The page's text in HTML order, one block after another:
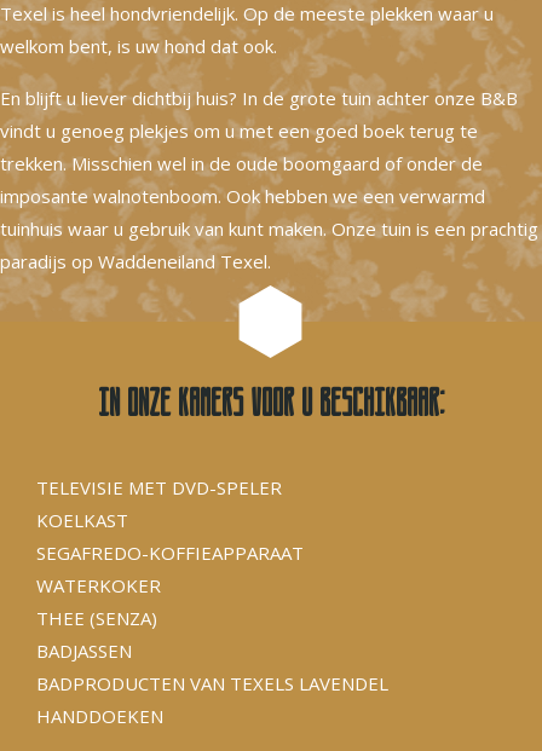
Texel is heel hondvriendelijk. Op de meeste plekken waar u
welkom bent, is uw hond dat ook.
En blijft u liever dichtbij huis? In de grote tuin achter onze B&B
vindt u genoeg plekjes om u met een goed boek terug te
trekken. Misschien wel in de oude boomgaard of onder de
imposante walnotenboom. Ook hebben we een verwarmd
tuinhuis waar u gebruik van kunt maken. Onze tuin is een prachtig
paradijs op Waddeneiland Texel.
In onze kamers voor u beschikbaar:
TELEVISIE MET DVD-SPELER
KOELKAST
SEGAFREDO-KOFFIEAPPARAAT
WATERKOKER
THEE (SENZA)
BADJASSEN
BADPRODUCTEN VAN TEXELS LAVENDEL
HANDDOEKEN